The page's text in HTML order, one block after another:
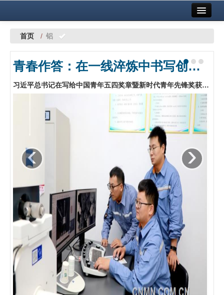
中国有色金属报社主办
铜镍铅锌
铝
科技
地矿 建设
党建工作
企业文化
《资源再生》杂志
行情报价
首页 / 铝
青春作答：在一线淬炼中书写创新答卷——中铝股份青年创新创效工作探索与实践
习近平总书记在写给中国青年五四奖章暨新时代青年先锋奖获奖者的回信中指出：“青年要立足各自岗位不断创造新业绩，在新征程上贡献青春力量。”中铝股份团委广泛组织各级团组织和广大团员青年深入学习回信精神，坚持以“青年创新行动”为抓手，持续拓展青年创新创效平台载体，为青年职工干事创业搭建广阔舞台，推动青年创新创效活力在基层一线竞相迸发。…
‹ ›